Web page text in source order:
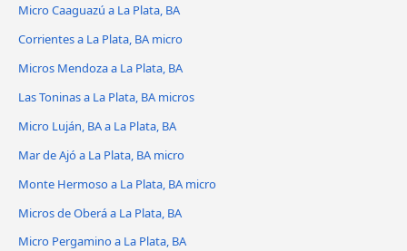
Micro Caaguazú a La Plata, BA
Corrientes a La Plata, BA micro
Micros Mendoza a La Plata, BA
Las Toninas a La Plata, BA micros
Micro Luján, BA a La Plata, BA
Mar de Ajó a La Plata, BA micro
Monte Hermoso a La Plata, BA micro
Micros de Oberá a La Plata, BA
Micro Pergamino a La Plata, BA